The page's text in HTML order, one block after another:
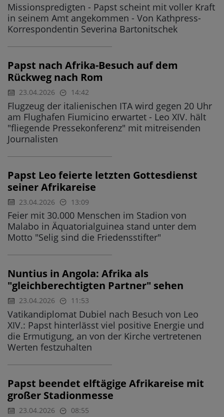
Missionspredigten - Papst scheint mit voller Kraft
in seinem Amt angekommen - Von Kathpress-
Korrespondentin Severina Bartonitschek
Papst nach Afrika-Besuch auf dem
Rückweg nach Rom
23.04.2026 14:42
Flugzeug der italienischen ITA wird gegen 20 Uhr
am Flughafen Fiumicino erwartet - Leo XIV. hält
"fliegende Pressekonferenz" mit mitreisenden
Journalisten
Papst Leo feierte letzten Gottesdienst
seiner Afrikareise
23.04.2026 13:09
Feier mit 30.000 Menschen im Stadion von
Malabo in Äquatorialguinea stand unter dem
Motto "Selig sind die Friedensstifter"
Nuntius in Angola: Afrika als
"gleichberechtigten Partner" sehen
23.04.2026 11:53
Vatikandiplomat Dubiel nach Besuch von Leo
XIV.: Papst hinterlässt viel positive Energie und
die Ermutigung, an von der Kirche vertretenen
Werten festzuhalten
Papst beendet elftägige Afrikareise mit
großer Stadionmesse
23.04.2026 08:55